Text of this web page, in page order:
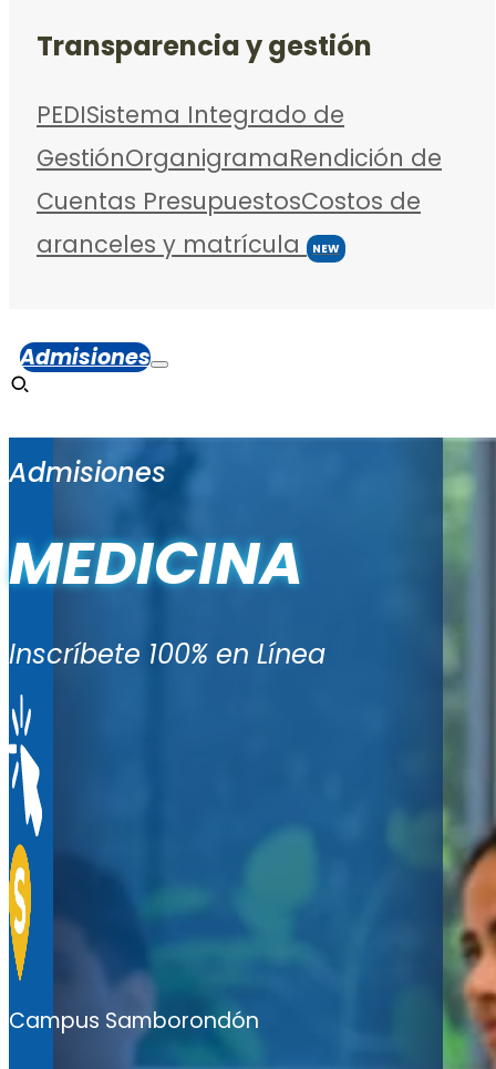
Transparencia y gestión
PEDISistema Integrado de
GestiónOrganigramaRendición de
Cuentas PresupuestosCostos de
aranceles y matrícula
NEW
Admisiones
Admisiones
MEDICINA
Inscríbete 100% en Línea
Campus Samborondón